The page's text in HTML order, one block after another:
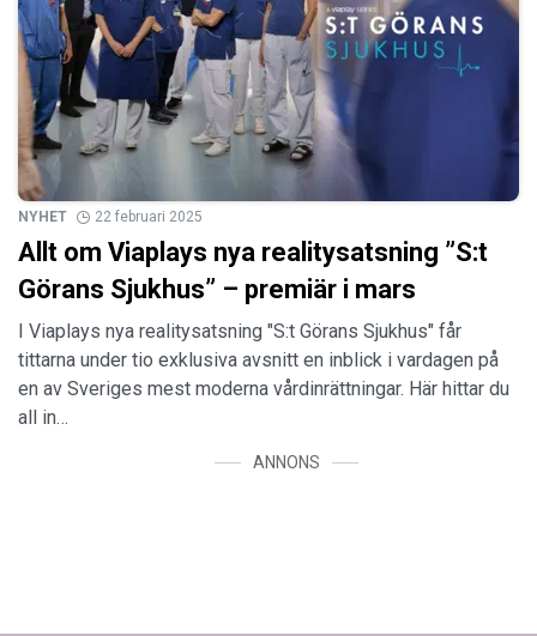
NYHET 22 februari 2025
Allt om Viaplays nya realitysatsning ”S:t
Görans Sjukhus” – premiär i mars
I Viaplays nya realitysatsning "S:t Görans Sjukhus" får
tittarna under tio exklusiva avsnitt en inblick i vardagen på
en av Sveriges mest moderna vårdinrättningar. Här hittar du
all in…
ANNONS